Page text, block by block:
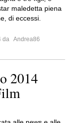
maledetta piena
di eccessi.
da Andrea86
2014